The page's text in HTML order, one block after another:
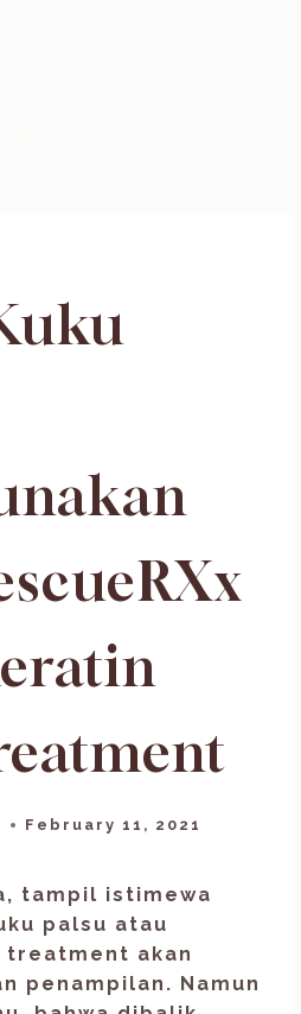
February 11, 2021
tampil istimewa
palsu atau
treatment akan
penampilan. Namun